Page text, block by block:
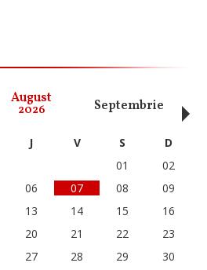
August
2026 Septembrie
J V S
D
01
02
06 07 08
09
13 14 15
16
20 21 22
23
27 28 29
30